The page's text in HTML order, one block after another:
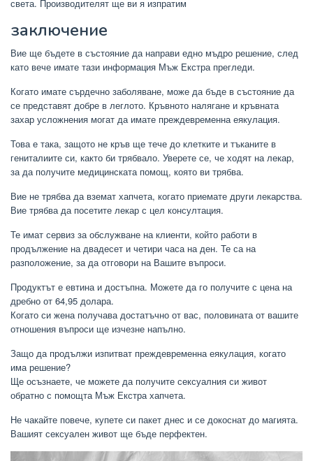
света. Производителят ще ви я изпратим
заключение
Вие ще бъдете в състояние да направи едно мъдро решение, след
като вече имате тази информация Мъж Екстра прегледи.
Когато имате сърдечно заболяване, може да бъде в състояние да
се представят добре в леглото. Кръвното налягане и кръвната
захар усложнения могат да имате преждевременна еякулация.
Това е така, защото не кръв ще тече до клетките и тъканите в
гениталиите си, както би трябвало. Уверете се, че ходят на лекар,
за да получите медицинската помощ, която ви трябва.
Вие не трябва да вземат хапчета, когато приемате други лекарства.
Вие трябва да посетите лекар с цел консултация.
Те имат сервиз за обслужване на клиенти, който работи в
продължение на двадесет и четири часа на ден. Те са на
разположение, за да отговори на Вашите въпроси.
Продуктът е евтина и достъпна. Можете да го получите с цена на
дребно от 64,95 долара.
Когато си жена получава достатъчно от вас, половината от вашите
отношения въпроси ще изчезне напълно.
Защо да продължи изпитват преждевременна еякулация, когато
има решение?
Ще осъзнаете, че можете да получите сексуалния си живот
обратно с помощта Мъж Екстра хапчета.
Не чакайте повече, купете си пакет днес и се докоснат до магията.
Вашият сексуален живот ще бъде перфектен.